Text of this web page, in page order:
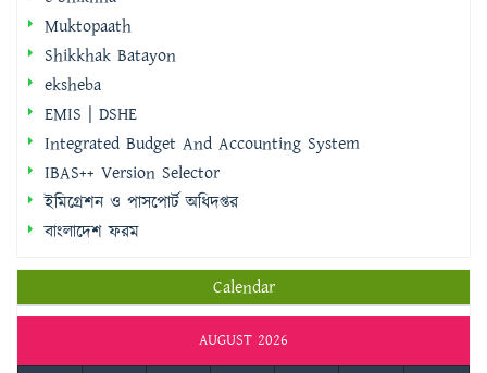
Muktopaath
Shikkhak Batayon
eksheba
EMIS | DSHE
Integrated Budget And Accounting System
IBAS++ Version Selector
ইমিগ্রেশন ও পাসপোর্ট অধিদপ্তর
বাংলাদেশ ফরম
Calendar
AUGUST 2026